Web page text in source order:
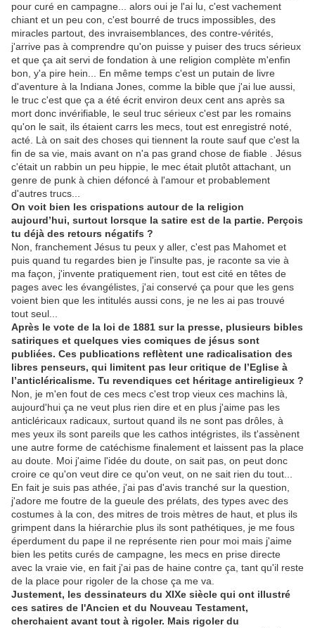
pour curé en campagne... alors oui je l'ai lu, c'est vachement
chiant et un peu con, c'est bourré de trucs impossibles, des
miracles partout, des invraisemblances, des contre-vérités,
j'arrive pas à comprendre qu'on puisse y puiser des trucs sérieux
et que ça ait servi de fondation à une religion complète m'enfin
bon, y'a pire hein... En même temps c'est un putain de livre
d'aventure à la Indiana Jones, comme la bible que j'ai lue aussi,
le truc c'est que ça a été écrit environ deux cent ans après sa
mort donc invérifiable, le seul truc sérieux c'est par les romains
qu'on le sait, ils étaient carrs les mecs, tout est enregistré noté,
acté. Là on sait des choses qui tiennent la route sauf que c'est la
fin de sa vie, mais avant on n'a pas grand chose de fiable . Jésus
c'était un rabbin un peu hippie, le mec était plutôt attachant, un
genre de punk à chien défoncé à l'amour et probablement
d'autres trucs...
On voit bien les crispations autour de la religion
aujourd’hui, surtout lorsque la satire est de la partie. Perçois
tu déjà des retours négatifs ?
Non, franchement Jésus tu peux y aller, c'est pas Mahomet et
puis quand tu regardes bien je l'insulte pas, je raconte sa vie à
ma façon, j'invente pratiquement rien, tout est cité en têtes de
pages avec les évangélistes, j'ai conservé ça pour que les gens
voient bien que les intitulés aussi cons, je ne les ai pas trouvé
tout seul...
Après le vote de la loi de 1881 sur la presse, plusieurs bibles
satiriques et quelques vies comiques de jésus sont
publiées. Ces publications reflètent une radicalisation des
libres penseurs, qui limitent pas leur critique de l’Eglise à
l’anticléricalisme. Tu revendiques cet héritage antireligieux ?
Non, je m'en fout de ces mecs c'est trop vieux ces machins là,
aujourd'hui ça ne veut plus rien dire et en plus j'aime pas les
anticléricaux radicaux, surtout quand ils ne sont pas drôles, à
mes yeux ils sont pareils que les cathos intégristes, ils t'assènent
une autre forme de catéchisme finalement et laissent pas la place
au doute. Moi j'aime l'idée du doute, on sait pas, on peut donc
croire ce qu'on veut dire ce qu'on veut, on ne sait rien du tout...
En fait je suis pas athée, j'ai pas d'avis tranché sur la question,
j'adore me foutre de la gueule des prélats, des types avec des
costumes à la con, des mitres de trois mètres de haut, et plus ils
grimpent dans la hiérarchie plus ils sont pathétiques, je me fous
éperdument du pape il ne représente rien pour moi mais j'aime
bien les petits curés de campagne, les mecs en prise directe
avec la vraie vie, en fait j'ai pas de haine contre ça, tant qu'il reste
de la place pour rigoler de la chose ça me va.
Justement, les dessinateurs du XIXe siècle qui ont illustré
ces satires de l'Ancien et du Nouveau Testament,
cherchaient avant tout à rigoler. Mais rigoler du